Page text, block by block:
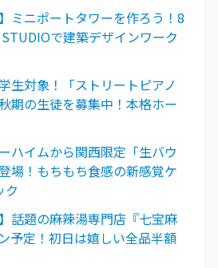
ミニポートタワーを作ろう！8
で建築デザインワーク
生対象！「ストリートピアノ
期の生徒を募集中！本格ホー
ハイムから関西限定「生バウ
場！もちもち食感の新感覚ケ
ク
話題の麻辣湯専門店『七宝麻
予定！初日は嬉しい全品半額